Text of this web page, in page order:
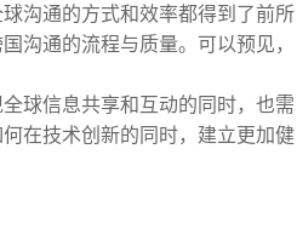
沟通的方式和效率都得到了前所
沟通的流程与质量。可以预见，
球信息共享和互动的同时，也需
在技术创新的同时，建立更加健